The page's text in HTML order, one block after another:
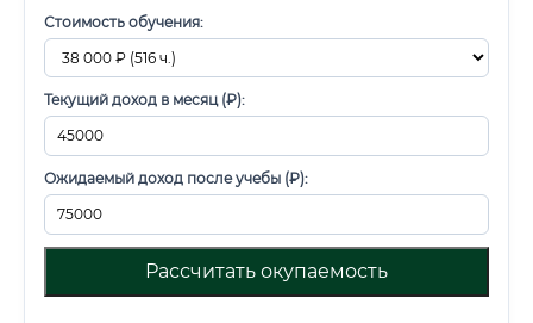
Стоимость обучения:
Текущий доход в месяц (₽):
Ожидаемый доход после учебы (₽):
Рассчитать окупаемость